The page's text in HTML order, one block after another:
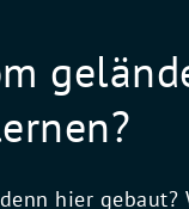
hier gebaut?